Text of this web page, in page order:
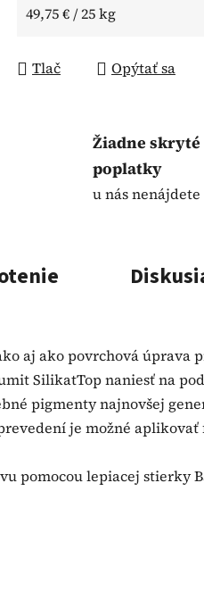
Jednotková cena:
49,75 € / 25 kg
Tlač Opýtať sa
Žiadne skryté
poplatky
u nás nenájdete
aj ako povrchová úprava
SilikatTop naniesť na
pigmenty najnovšej
je možné aplikovať
pomocou lepiacej stierky